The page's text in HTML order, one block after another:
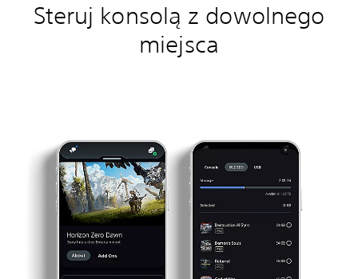
Steruj konsolą z dowolnego
miejsca